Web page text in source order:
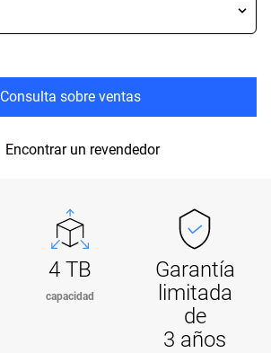
Consulta sobre ventas
Encontrar un revendedor
4 TB
capacidad
Garantía
limitada
de
3 años